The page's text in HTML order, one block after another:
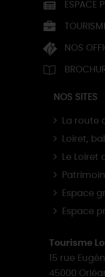
ESPACE
NOS
NOS SITES
La route
Loiret,
Le Loiret
Espace
Espace
Tourisme
15 rue
45000